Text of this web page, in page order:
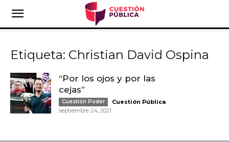
Etiqueta: Christian David Ospina
“Por los ojos y por las
cejas”
Cuestión Poder Cuestión Pública -
septiembre 24, 2021